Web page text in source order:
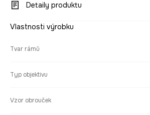
Detaily produktu
Vlastnosti výrobku
Tvar rámů
Typ objektivu
Vzor obrouček